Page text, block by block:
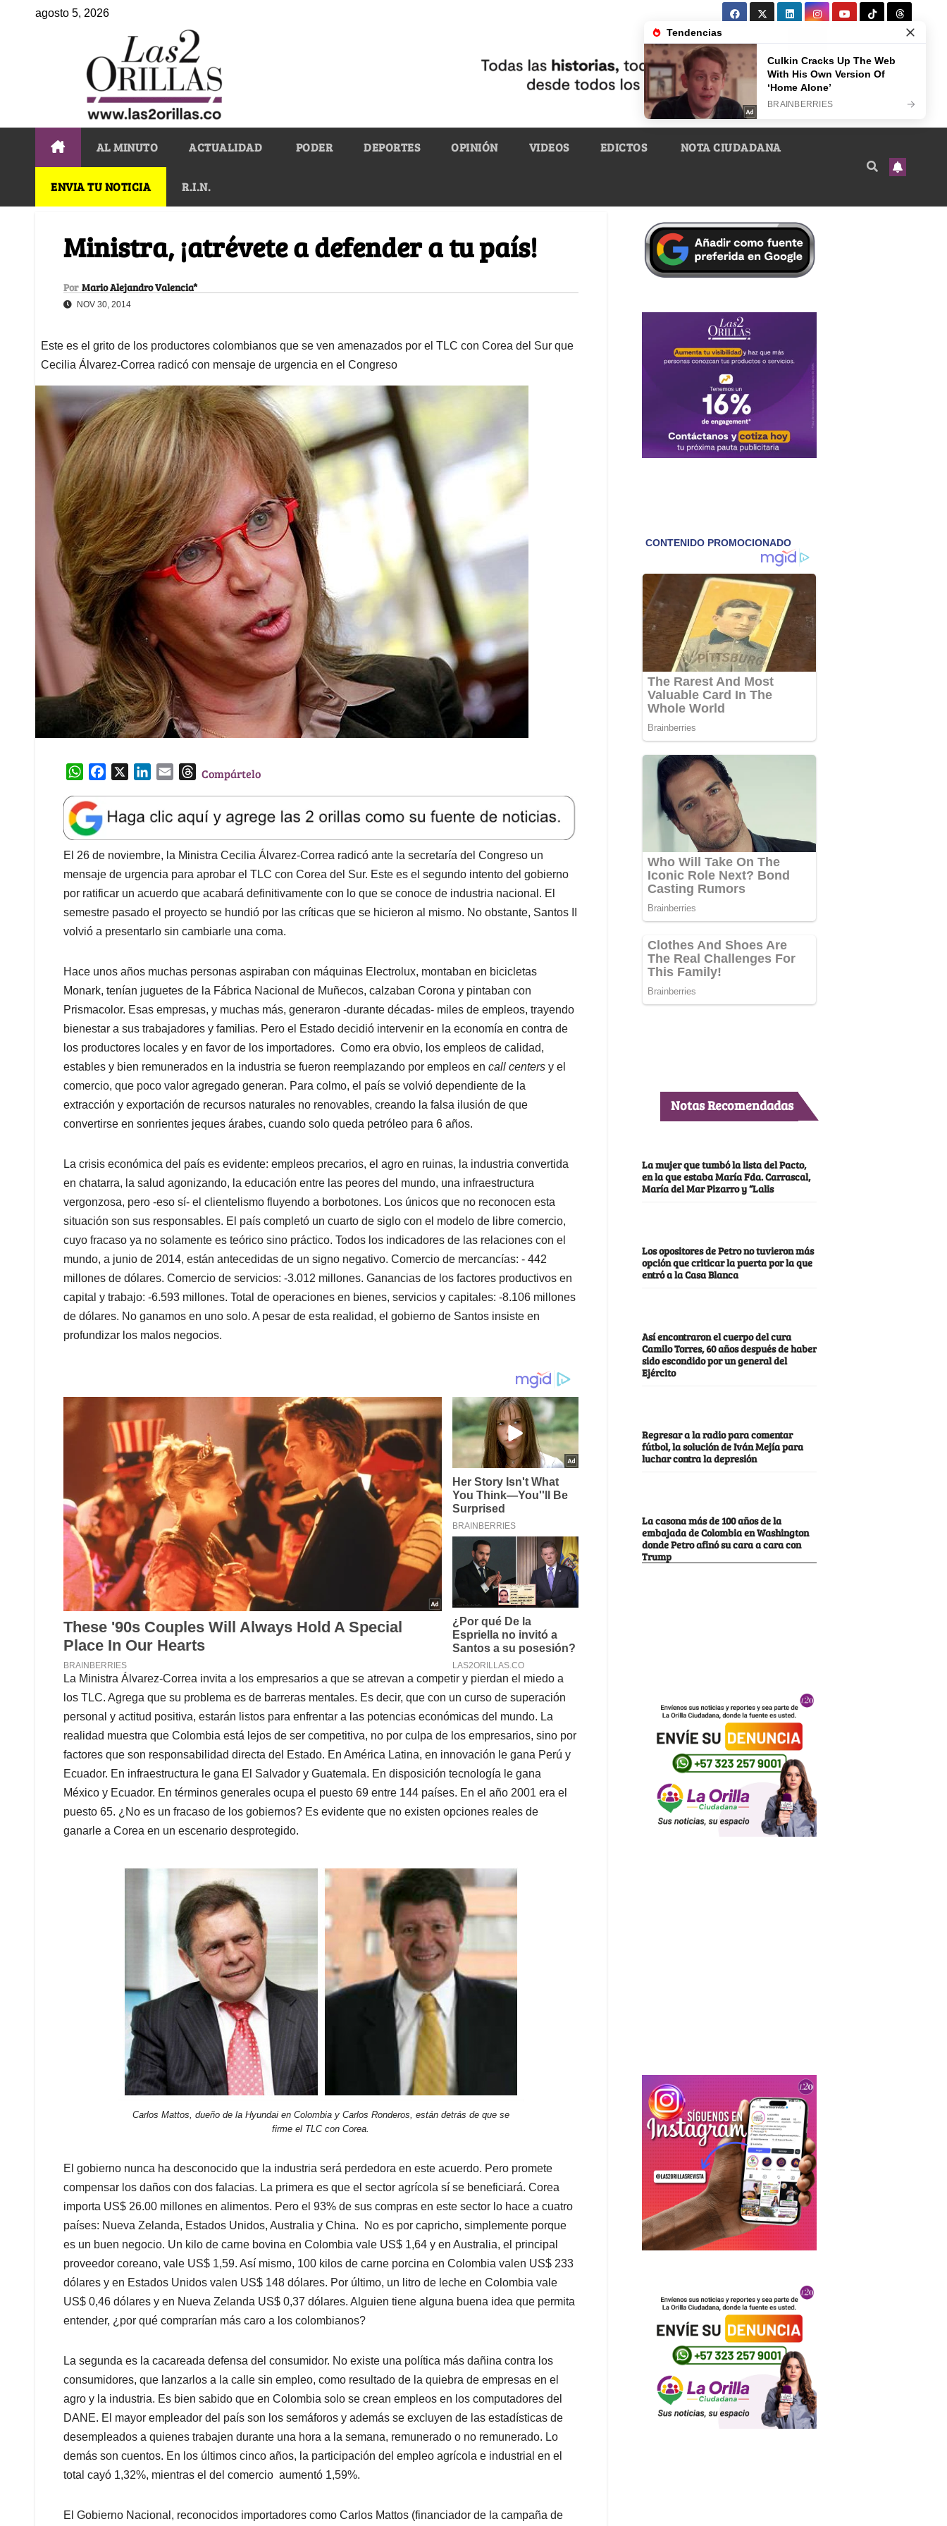
agosto 5, 2026
AL MINUTO ACTUALIDAD PODER DEPORTES OPINIÓN VIDEOS EDICTOS NOTA CIUDADANA
ENVIA TU NOTICIA R.I.N.
Ministra, ¡atrévete a defender a tu país!
Por Mario Alejandro Valencia*
NOV 30, 2014
Este es el grito de los productores colombianos que se ven amenazados por el TLC con Corea del Sur que
Cecilia Álvarez-Correa radicó con mensaje de urgencia en el Congreso
W
a
t
s
A
p
p
e
b
o
o
k
k
e
d
I
n
l
T
e
a
d
s
Compártelo
El 26 de noviembre, la Ministra Cecilia Álvarez-Correa radicó ante la secretaría del Congreso un
mensaje de urgencia para aprobar el TLC con Corea del Sur. Este es el segundo intento del gobierno
por ratificar un acuerdo que acabará definitivamente con lo que se conoce de industria nacional. El
semestre pasado el proyecto se hundió por las críticas que se hicieron al mismo. No obstante, Santos II
volvió a presentarlo sin cambiarle una coma.
Hace unos años muchas personas aspiraban con máquinas Electrolux, montaban en bicicletas
Monark, tenían juguetes de la Fábrica Nacional de Muñecos, calzaban Corona y pintaban con
Prismacolor. Esas empresas, y muchas más, generaron -durante décadas- miles de empleos, trayendo
bienestar a sus trabajadores y familias. Pero el Estado decidió intervenir en la economía en contra de
los productores locales y en favor de los importadores. Como era obvio, los empleos de calidad,
estables y bien remunerados en la industria se fueron reemplazando por empleos en call centers y el
comercio, que poco valor agregado generan. Para colmo, el país se volvió dependiente de la
extracción y exportación de recursos naturales no renovables, creando la falsa ilusión de que
convertirse en sonrientes jeques árabes, cuando solo queda petróleo para 6 años.
La crisis económica del país es evidente: empleos precarios, el agro en ruinas, la industria convertida
en chatarra, la salud agonizando, la educación entre las peores del mundo, una infraestructura
vergonzosa, pero -eso sí- el clientelismo fluyendo a borbotones. Los únicos que no reconocen esta
situación son sus responsables. El país completó un cuarto de siglo con el modelo de libre comercio,
cuyo fracaso ya no solamente es teórico sino práctico. Todos los indicadores de las relaciones con el
mundo, a junio de 2014, están antecedidas de un signo negativo. Comercio de mercancías: - 442
millones de dólares. Comercio de servicios: -3.012 millones. Ganancias de los factores productivos en
capital y trabajo: -6.593 millones. Total de operaciones en bienes, servicios y capitales: -8.106 millones
de dólares. No ganamos en uno solo. A pesar de esta realidad, el gobierno de Santos insiste en
profundizar los malos negocios.
La Ministra Álvarez-Correa invita a los empresarios a que se atrevan a competir y pierdan el miedo a
los TLC. Agrega que su problema es de barreras mentales. Es decir, que con un curso de superación
personal y actitud positiva, estarán listos para enfrentar a las potencias económicas del mundo. La
realidad muestra que Colombia está lejos de ser competitiva, no por culpa de los empresarios, sino por
factores que son responsabilidad directa del Estado. En América Latina, en innovación le gana Perú y
Ecuador. En infraestructura le gana El Salvador y Guatemala. En disposición tecnología le gana
México y Ecuador. En términos generales ocupa el puesto 69 entre 144 países. En el año 2001 era el
puesto 65. ¿No es un fracaso de los gobiernos? Es evidente que no existen opciones reales de
ganarle a Corea en un escenario desprotegido.
Carlos Mattos, dueño de la Hyundai en Colombia y Carlos Ronderos, están detrás de que se
firme el TLC con Corea.
El gobierno nunca ha desconocido que la industria será perdedora en este acuerdo. Pero promete
compensar los daños con dos falacias. La primera es que el sector agrícola sí se beneficiará. Corea
importa US$ 26.00 millones en alimentos. Pero el 93% de sus compras en este sector lo hace a cuatro
países: Nueva Zelanda, Estados Unidos, Australia y China. No es por capricho, simplemente porque
es un buen negocio. Un kilo de carne bovina en Colombia vale US$ 1,64 y en Australia, el principal
proveedor coreano, vale US$ 1,59. Así mismo, 100 kilos de carne porcina en Colombia valen US$ 233
dólares y en Estados Unidos valen US$ 148 dólares. Por último, un litro de leche en Colombia vale
US$ 0,46 dólares y en Nueva Zelanda US$ 0,37 dólares. Alguien tiene alguna buena idea que permita
entender, ¿por qué comprarían más caro a los colombianos?
La segunda es la cacareada defensa del consumidor. No existe una política más dañina contra los
consumidores, que lanzarlos a la calle sin empleo, como resultado de la quiebra de empresas en el
agro y la industria. Es bien sabido que en Colombia solo se crean empleos en los computadores del
DANE. El mayor empleador del país son los semáforos y además se excluyen de las estadísticas de
desempleados a quienes trabajen durante una hora a la semana, remunerado o no remunerado. Lo
demás son cuentos. En los últimos cinco años, la participación del empleo agrícola e industrial en el
total cayó 1,32%, mientras el del comercio aumentó 1,59%.
El Gobierno Nacional, reconocidos importadores como Carlos Mattos (financiador de la campaña de
Notas Recomendadas
La mujer que tumbó la lista del Pacto,
en la que estaba María Fda. Carrascal,
María del Mar Pizarro y “Lalis
Los opositores de Petro no tuvieron más
opción que criticar la puerta por la que
entró a la Casa Blanca
Así encontraron el cuerpo del cura
Camilo Torres, 60 años después de haber
sido escondido por un general del
Ejército
Regresar a la radio para comentar
fútbol, la solución de Iván Mejía para
luchar contra la depresión
La casona más de 100 años de la
embajada de Colombia en Washington
donde Petro afinó su cara a cara con
Trump